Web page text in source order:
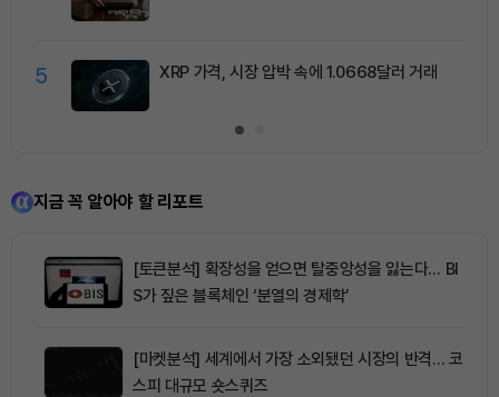
5 XRP 가격, 시장 압박 속에 1.0668달러 거래
지금 꼭 알아야 할 리포트
[토큰분석] 확장성을 얻으면 탈중앙성을 잃는다… BI
S가 짚은 블록체인 ‘분열의 경제학’
[마켓분석] 세계에서 가장 소외됐던 시장의 반격… 코
스피 대규모 숏스퀴즈